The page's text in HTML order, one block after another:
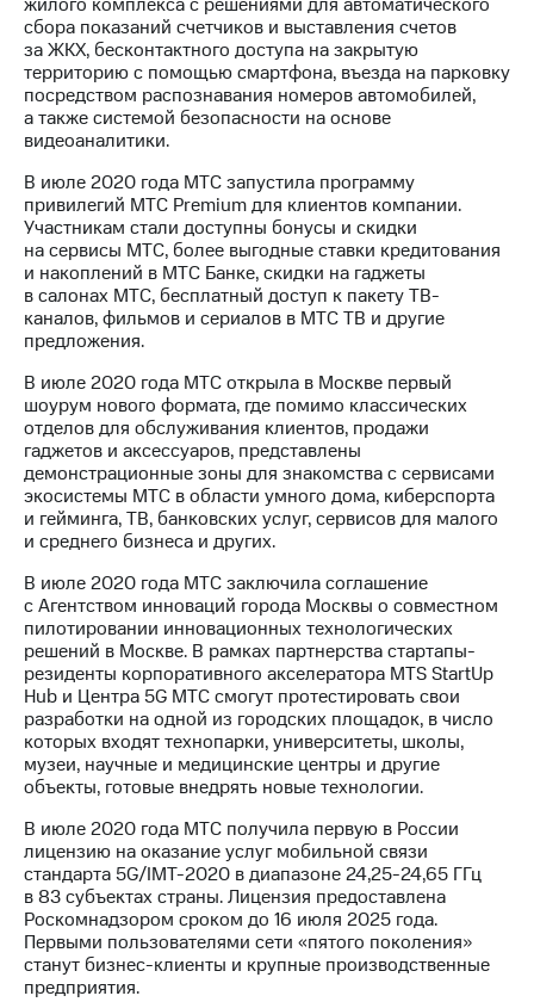
сбора показаний счетчиков и выставления счетов
за ЖКХ, бесконтактного доступа на закрытую
территорию с помощью смартфона, въезда на парковку
посредством распознавания номеров автомобилей,
а также системой безопасности на основе
видеоаналитики.
В июле 2020 года МТС запустила программу
привилегий МТС Premium для клиентов компании.
Участникам стали доступны бонусы и скидки
на сервисы МТС, более выгодные ставки кредитования
и накоплений в МТС Банке, скидки на гаджеты
в салонах МТС, бесплатный доступ к пакету ТВ-
каналов, фильмов и сериалов в МТС ТВ и другие
предложения.
В июле 2020 года МТС открыла в Москве первый
шоурум нового формата, где помимо классических
отделов для обслуживания клиентов, продажи
гаджетов и аксессуаров, представлены
демонстрационные зоны для знакомства с сервисами
экосистемы МТС в области умного дома, киберспорта
и гейминга, ТВ, банковских услуг, сервисов для малого
и среднего бизнеса и других.
В июле 2020 года МТС заключила соглашение
с Агентством инноваций города Москвы о совместном
пилотировании инновационных технологических
решений в Москве. В рамках партнерства стартапы-
резиденты корпоративного акселератора MTS StartUp
Hub и Центра 5G МТС смогут протестировать свои
разработки на одной из городских площадок, в число
которых входят технопарки, университеты, школы,
музеи, научные и медицинские центры и другие
объекты, готовые внедрять новые технологии.
В июле 2020 года МТС получила первую в России
лицензию на оказание услуг мобильной связи
стандарта 5G/IMT-2020 в диапазоне 24,25-24,65 ГГц
в 83 субъектах страны. Лицензия предоставлена
Роскомнадзором сроком до 16 июля 2025 года.
Первыми пользователями сети «пятого поколения»
станут бизнес-клиенты и крупные производственные
предприятия.